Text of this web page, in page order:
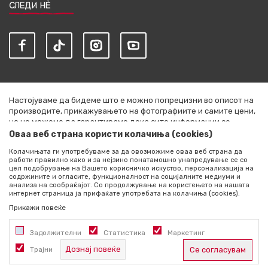
СЛЕДИ НЀ
Настојуваме да бидеме што е можно попрецизни во описот на
производите, прикажувањето на фотографиите и самите цени,
но не можеме да гарантираме дека сите информации се
комплетни и без грешки. Сите артикли прикажани на сајтот се
секој момент. Расположливоста на производите можете да ја
проверите со повик на +389 76 444 490
©2026 literatura.mk, Изработено одNB SOFT. Сите права
задржани.
Оваа веб страна користи колачиња (cookies)
Колачињата ги употребуваме за да овозможиме оваа веб страна да
работи правилно како и за нејзино понатамошно унапредување се со
цел подобрување на Вашето корисничко искуство, персонализација на
содржините и огласите, функционалност на социјалните медиуми и
анализа на сообраќајот. Со продолжување на користењето на нашата
интернет страница ја прифаќате употребата на колачиња (cookies).
Прикажи повеќе
Задолжителни Статистика Маркетинг
Трајни Дознај повеќе Се согласувам